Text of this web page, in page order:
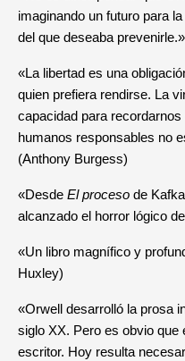
imaginando un futuro para
del que deseaba
«La libertad es una
quien prefiera rendirse. La
capacidad para
humanos responsables no
(Anthony Burgess)
«Desde El proceso de
alcanzado el horror lógico de
«Un libro magnífico y
Huxley)
«Orwell desarrolló la prosa
siglo XX. Pero es obvio
escritor. Hoy resulta